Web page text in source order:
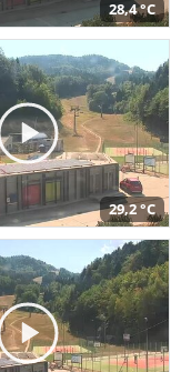
28,4 °C
29,2 °C